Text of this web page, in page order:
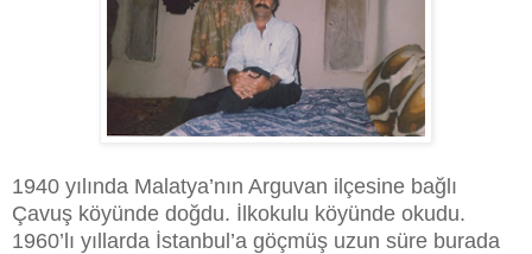
1940 yılında Malatya’nın Arguvan ilçesine bağlı
Çavuş köyünde doğdu. İlkokulu köyünde okudu.
1960’lı yıllarda İstanbul’a göçmüş uzun süre burada